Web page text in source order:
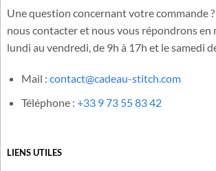
LIENS UTILES
Une question concernant votre commande ?
nous contacter et nous vous répondrons en
lundi au vendredi, de 9h à 17h et le samedi
Mail : contact@cadeau-stitch.com
Téléphone : +33 9 73 55 83 42